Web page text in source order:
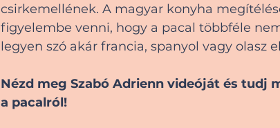
csirkemellének. A magyar konyha
figyelembe venni, hogy a pacal többféle
legyen szó akár francia, spanyol vagy olasz
Nézd meg Szabó Adrienn videóját és tudj
a pacalról!